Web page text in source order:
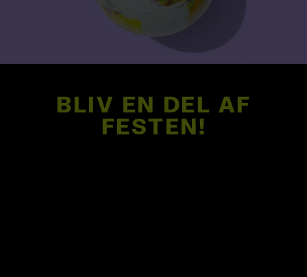
BLIV EN DEL AF
FESTEN!